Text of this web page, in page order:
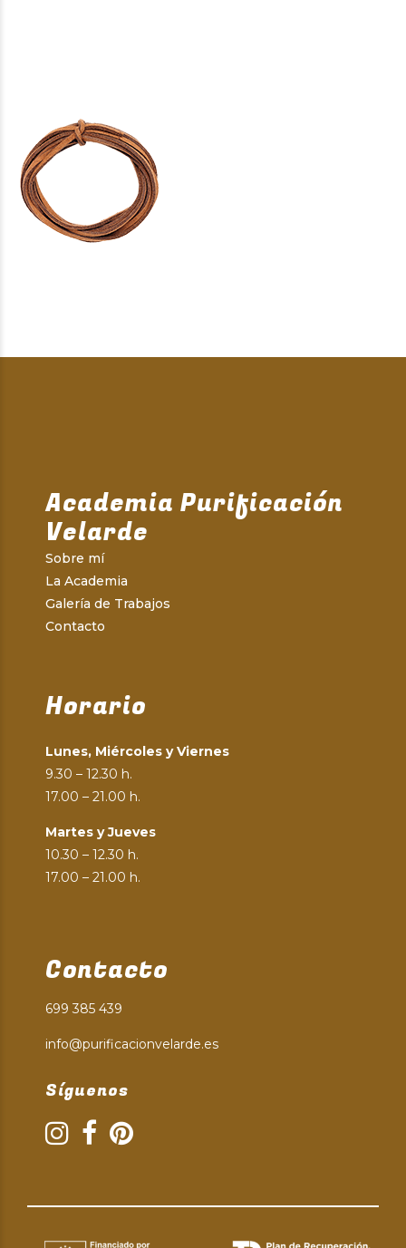
Academia Purificación
Velarde
Sobre mí
La Academia
Galería de Trabajos
Contacto
Horario
Lunes, Miércoles y Viernes
9.30 – 12.30 h.
17.00 – 21.00 h.
Martes y Jueves
10.30 – 12.30 h.
17.00 – 21.00 h.
Contacto
699 385 439
info@purificacionvelarde.es
Síguenos